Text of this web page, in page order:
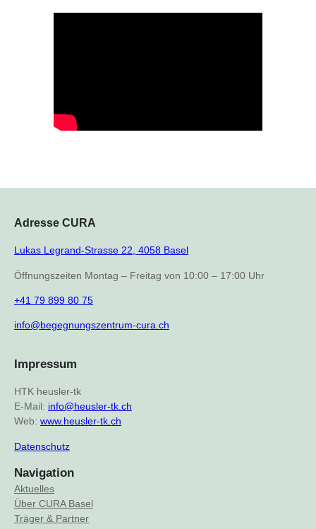
Adresse CURA
Lukas Legrand-Strasse 22, 4058 Basel
Öffnungszeiten Montag – Freitag von 10:00 – 17:00 Uhr
+41 79 899 80 75
info@begegnungszentrum-cura.ch
Impressum
HTK heusler-tk
E-Mail: info@heusler-tk.ch
Web: www.heusler-tk.ch
Datenschutz
Navigation
Aktuelles
Über CURA Basel
Träger & Partner